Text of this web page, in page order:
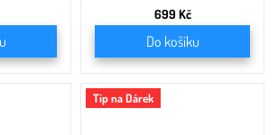
699 Kč
Do košíku
Tip na Dárek